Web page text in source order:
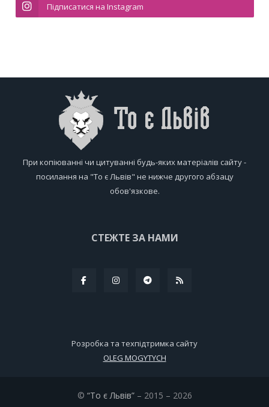
Підписатися на Instagram
При копіюванні чи цитуванні будь-яких матеріалів сайту -
посилання на "То є Львів" не нижче другого абзацу
обов'язкове.
СТЕЖТЕ ЗА НАМИ
Розробка та техпідтримка сайту
OLEG MOGYTYCH
© “То є Львів”– 2015 – 2026